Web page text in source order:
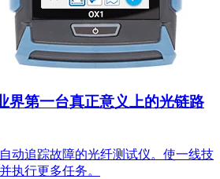
界第一台真正意义上的光链路
动追踪故障的光纤测试仪。使一线技
执行更多任务。